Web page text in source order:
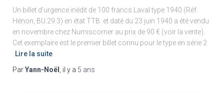
Un billet d’urgence inédit de 100 francs Laval type 1940 (Réf.
Hénon, BU.29.3) en état TTB et daté du 23 juin 1940 a été vendu
en novembre chez Numiscorner au prix de 90 € (voir la vente).
Cet exemplaire est le premier billet connu pour le type en série 2
Lire la suite
ParYann-Noël , il y a 5 ans